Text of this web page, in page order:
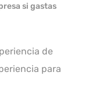
si gastas
de
para